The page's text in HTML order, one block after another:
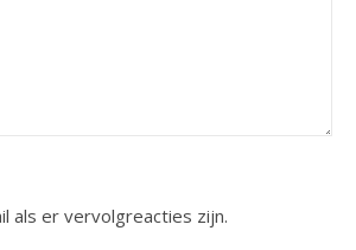
als er vervolgreacties zijn.